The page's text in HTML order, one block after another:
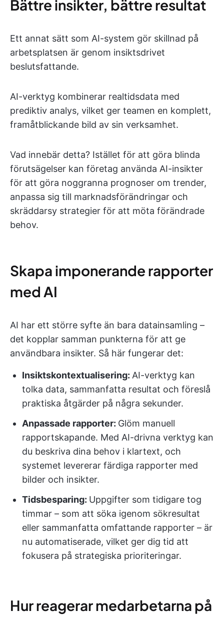
Bättre insikter, bättre resultat
Ett annat sätt som AI-system gör skillnad på
arbetsplatsen är genom insiktsdrivet
beslutsfattande.
AI-verktyg kombinerar realtidsdata med
prediktiv analys, vilket ger teamen en komplett,
framåtblickande bild av sin verksamhet.
Vad innebär detta? Istället för att göra blinda
förutsägelser kan företag använda AI-insikter
för att göra noggranna prognoser om trender,
anpassa sig till marknadsförändringar och
skräddarsy strategier för att möta förändrade
behov.
Skapa imponerande rapporter
med AI
AI har ett större syfte än bara datainsamling –
det kopplar samman punkterna för att ge
användbara insikter. Så här fungerar det:
Insiktskontextualisering: AI-verktyg kan
tolka data, sammanfatta resultat och föreslå
praktiska åtgärder på några sekunder.
Anpassade rapporter: Glöm manuell
rapportskapande. Med AI-drivna verktyg kan
du beskriva dina behov i klartext, och
systemet levererar färdiga rapporter med
bilder och insikter.
Tidsbesparing: Uppgifter som tidigare tog
timmar – som att söka igenom sökresultat
eller sammanfatta omfattande rapporter – är
nu automatiserade, vilket ger dig tid att
fokusera på strategiska prioriteringar.
Hur reagerar medarbetarna på